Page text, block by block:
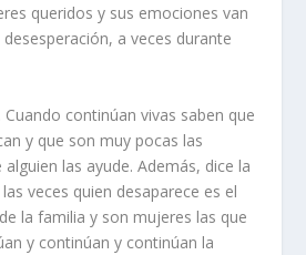
queridos y sus emociones van
a veces durante
continúan vivas saben que
y que son muy pocas las
las ayude. Además, dice la
veces quien desaparece es el
la familia y son mujeres las que
y continúan y continúan la